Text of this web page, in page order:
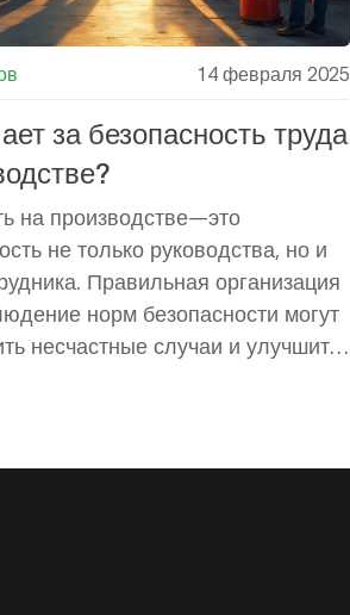
14 февраля 2025
за безопасность труда
на производстве—это
не только руководства, но и
Правильная организация
норм безопасности могут
несчастные случаи и улучшить
в области охраны труда.